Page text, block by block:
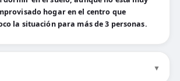
hogar en el centro que
la situación para más de 3 personas.
▼